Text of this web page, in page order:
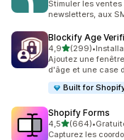
Stimuler les
newsletters, aux
Blockify Age
4,9étoile(s) sur 5
(299)
299 avis au total
•
Ajoutez une
d'âge et une case
Built for
Shopify Forms
4,5étoile(s) sur 5
(664)
664 avis au total
•
Capturez les